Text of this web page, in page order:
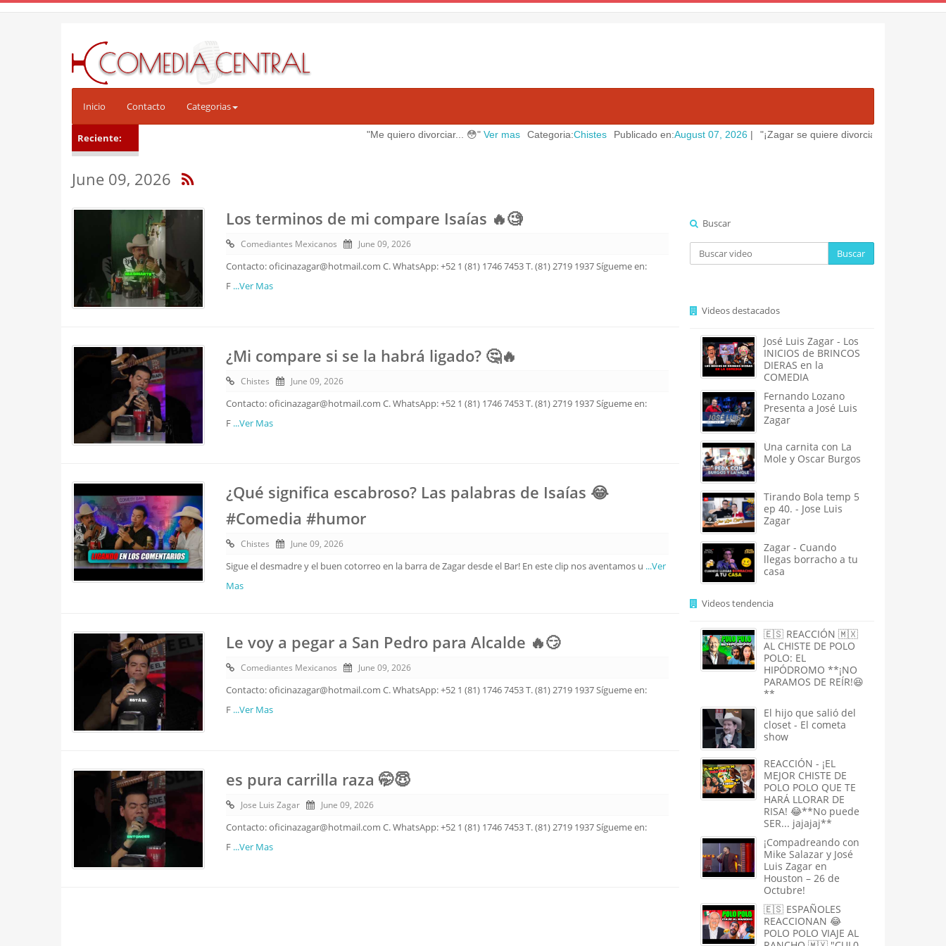
Inicio Contacto Categorias
Reciente: "Me quiero divorciar... 😳" Ver mas Categoria:Chistes Publicado en:August 07, 2026 | "¡Zagar se quiere divorciar por irse con
June 09, 2026
Los terminos de mi compare Isaías 🔥🧐
Comediantes Mexicanos June 09, 2026
Contacto: oficinazagar@hotmail.com C. WhatsApp: +52 1 (81) 1746 7453 T. (81) 2719 1937 Sígueme en:
F ...Ver Mas
¿Mi compare si se la habrá ligado? 🤔🔥
Chistes June 09, 2026
Contacto: oficinazagar@hotmail.com C. WhatsApp: +52 1 (81) 1746 7453 T. (81) 2719 1937 Sígueme en:
F ...Ver Mas
¿Qué significa escabroso? Las palabras de Isaías 😂
#Comedia #humor
Chistes June 09, 2026
Sigue el desmadre y el buen cotorreo en la barra de Zagar desde el Bar! En este clip nos aventamos u ...Ver
Mas
Le voy a pegar a San Pedro para Alcalde 🔥😏
Comediantes Mexicanos June 09, 2026
Contacto: oficinazagar@hotmail.com C. WhatsApp: +52 1 (81) 1746 7453 T. (81) 2719 1937 Sígueme en:
F ...Ver Mas
es pura carrilla raza 🤭😇
Jose Luis Zagar June 09, 2026
Contacto: oficinazagar@hotmail.com C. WhatsApp: +52 1 (81) 1746 7453 T. (81) 2719 1937 Sígueme en:
F ...Ver Mas
Buscar
Buscar
Videos destacados
José Luis Zagar - Los
INICIOS de BRINCOS
DIERAS en la
COMEDIA
Fernando Lozano
Presenta a José Luis
Zagar
Una carnita con La
Mole y Oscar Burgos
Tirando Bola temp 5
ep 40. - Jose Luis
Zagar
Zagar - Cuando
llegas borracho a tu
casa
Videos tendencia
🇪🇸 REACCIÓN 🇲🇽
AL CHISTE DE POLO
POLO: EL
HIPÓDROMO **¡NO
PARAMOS DE REÍR!😆
**
El hijo que salió del
closet - El cometa
show
REACCIÓN - ¡EL
MEJOR CHISTE DE
POLO POLO QUE TE
HARÁ LLORAR DE
RISA! 😂**No puede
SER... jajajaj**
¡Compadreando con
Mike Salazar y José
Luis Zagar en
Houston – 26 de
Octubre!
🇪🇸 ESPAÑOLES
REACCIONAN 😂
POLO POLO VIAJE AL